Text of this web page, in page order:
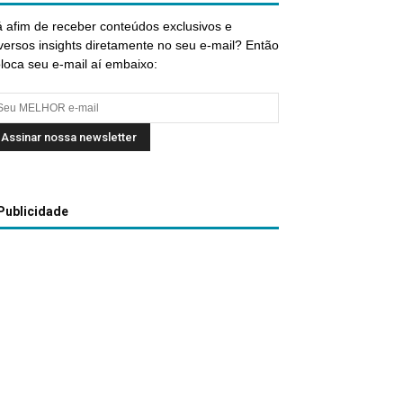
afim de receber conteúdos exclusivos e
insights diretamente no seu e-mail? Então
seu e-mail aí embaixo:
Publicidade